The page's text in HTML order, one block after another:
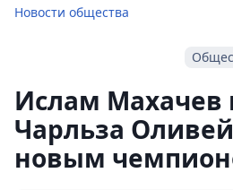
Новости общества
Ислам Махачев
Чарльза
новым